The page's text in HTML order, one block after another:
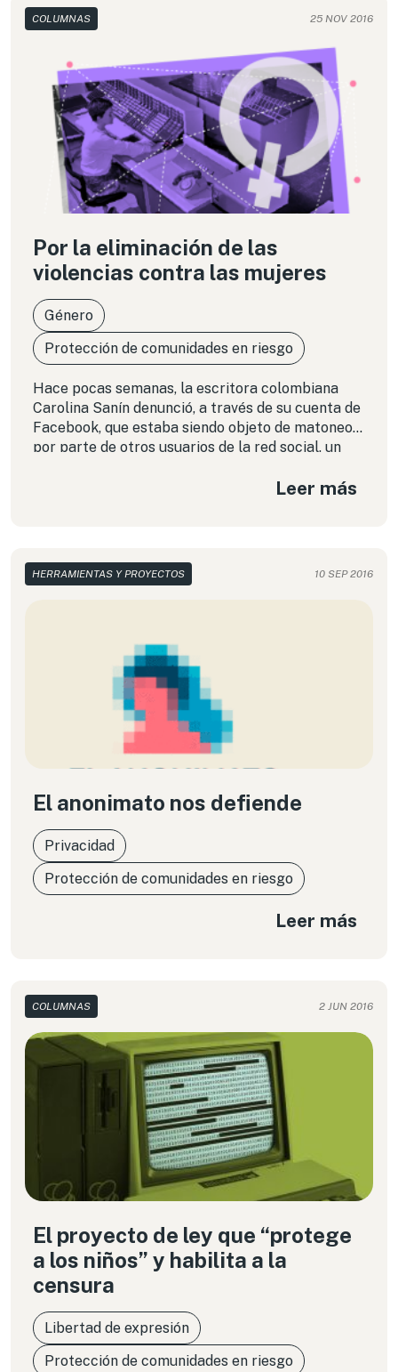
COLUMNAS 25 NOV 2016
Por la eliminación de las
violencias contra las mujeres
Género
Protección de comunidades en riesgo
Hace pocas semanas, la escritora colombiana
Carolina Sanín denunció, a través de su cuenta de
Facebook, que estaba siendo objeto de matoneo
por parte de otros usuarios de la red social, un
son estudiantes de la Universidad de Los Andes,
Leer más
HERRAMIENTAS Y PROYECTOS 10 SEP 2016
El anonimato nos defiende
Privacidad
Protección de comunidades en riesgo
Leer más
COLUMNAS 2 JUN 2016
El proyecto de ley que “protege
a los niños” y habilita a la
censura
Libertad de expresión
Protección de comunidades en riesgo